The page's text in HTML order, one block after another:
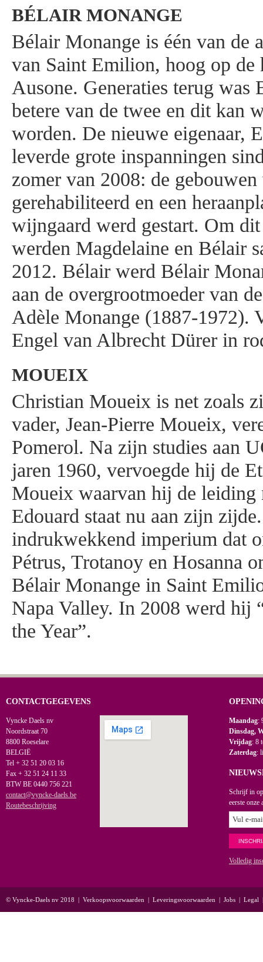
BÉLAIR MONANGE
Bélair Monange is één van de
van Saint Emilion, hoog op de
Ausone. Generaties terug was
betere van de twee en dit kan
worden. De nieuwe eigenaar,
leverde grote inspanningen
zomer van 2008: de gebouwen
gerehabiliteerd en een
wijngaard werd gestart. Om
werden Magdelaine en Bélair
2012. Bélair werd Bélair
aan de overgrootmoeder van
Adèle Monange (1887-1972).
Engel van Albrecht Dürer in
MOUEIX
Christian Moueix is net zoals
vader, Jean-Pierre Moueix,
Pomerol. Na zijn studies aan
jaren 1960, vervoegde hij de
Moueix waarvan hij de leiding
Edouard staat nu aan zijn
indrukwekkend imperium dat
Pétrus, Trotanoy en Hosanna
Bélair Monange in Saint
Napa Valley. In 2008 werd hij
the Year”.
CONTACTGEGEVENS
Vyncke Daels nv
Noordstraat 70
8800 Roeselare
BELGIË
Tel + 32 51 20 03 16
Fax + 32 51 24 11 33
BTW BE 0440 756 221
contact@vyncke-daels.be
Routebeschrijving
Maandag:
Dinsdag,
Vrijdag: 8
Zaterdag:
Schrijf in
eerste onze
Volledig
© Vyncke-Daels nv 2018 | Verkoopsvoorwaarden | Leveringsvoorwaarden | Jobs | Legal